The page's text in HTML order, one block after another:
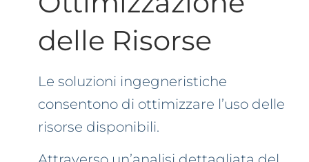
delle Risorse
Le soluzioni ingegneristiche
consentono di ottimizzare l’uso delle
risorse disponibili.